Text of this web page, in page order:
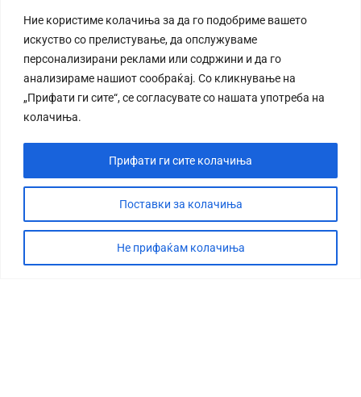
Ние користиме колачиња за да го подобриме вашето
искуство со прелистување, да опслужуваме
персонализирани реклами или содржини и да го
анализираме нашиот сообраќај. Со кликнување на
„Прифати ги сите“, се согласувате со нашата употреба на
колачиња.
Поставки за колачиња
Не прифаќам колачиња
Прифати ги сите колачиња